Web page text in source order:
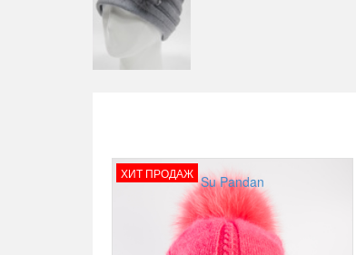
ХИТ ПРОДАЖ Su Pandan